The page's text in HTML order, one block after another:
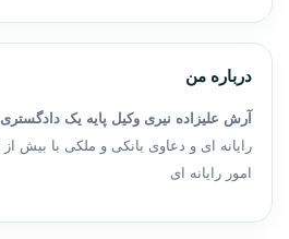
درباره من
آرش علیزاده نیری وکیل پایه یک دادگستری
امور رایانه ای